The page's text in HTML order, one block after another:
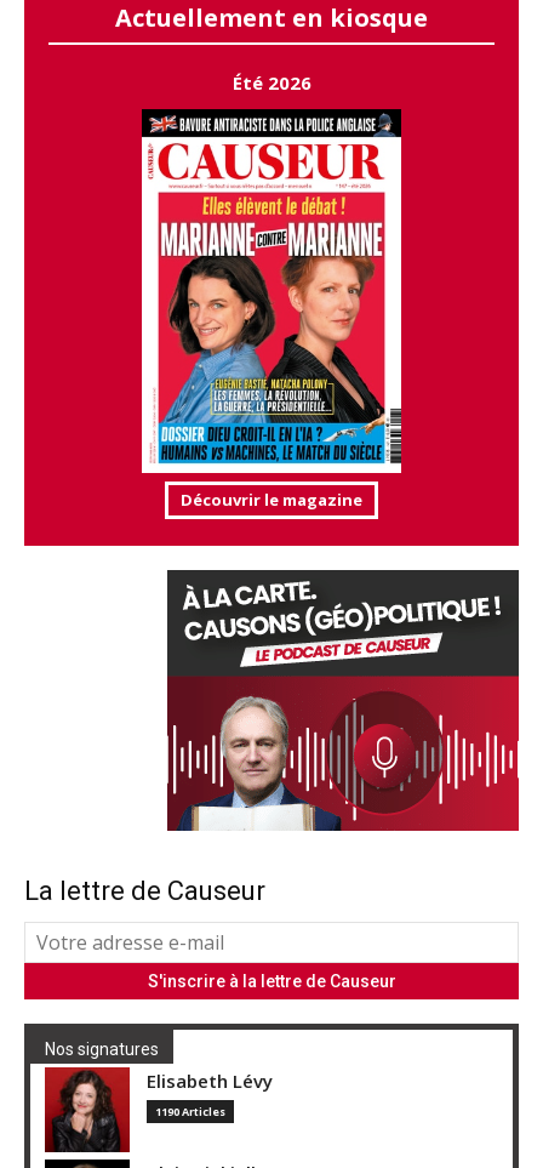
Actuellement en kiosque
Été 2026
Découvrir le magazine
La lettre de Causeur
Nos signatures
Elisabeth Lévy
1190 Articles